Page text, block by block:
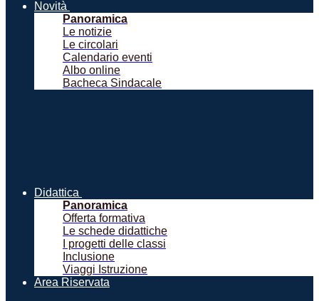
Novità
Panoramica
Le notizie
Le circolari
Calendario eventi
Albo online
Bacheca Sindacale
Didattica
Panoramica
Offerta formativa
Le schede didattiche
I progetti delle classi
Inclusione
Viaggi Istruzione
Area Riservata